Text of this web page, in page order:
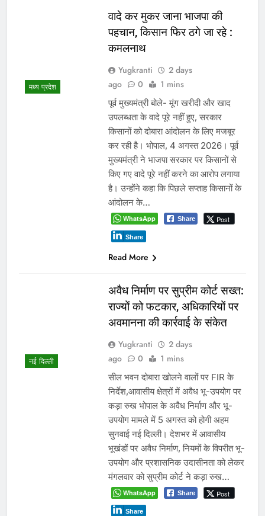
मध्य प्रदेश
वादे कर मुकर जाना भाजपा की
पहचान, किसान फिर ठगे जा रहे :
कमलनाथ
Yugkranti
2 days
ago
0 1 mins
पूर्व मुख्यमंत्री बोले- मूंग खरीदी और खाद
उपलब्धता के वादे पूरे नहीं हुए, सरकार
किसानों को दोबारा आंदोलन के लिए मजबूर
कर रही है। भोपाल, 4 अगस्त 2026। पूर्व
मुख्यमंत्री ने भाजपा सरकार पर किसानों से
किए गए वादे पूरे नहीं करने का आरोप लगाया
है। उन्होंने कहा कि पिछले सप्ताह किसानों के
आंदोलन के…
WhatsApp Share Post
Share
Read More
नई दिल्ली
अवैध निर्माण पर सुप्रीम कोर्ट सख्त:
राज्यों को फटकार, अधिकारियों पर
अवमानना की कार्रवाई के संकेत
Yugkranti
2 days
ago
0 1 mins
सील भवन दोबारा खोलने वालों पर FIR के
निर्देश,आवासीय क्षेत्रों में अवैध भू-उपयोग पर
कड़ा रुख भोपाल के अवैध निर्माण और भू-
उपयोग मामले में 5 अगस्त को होगी अहम
सुनवाई नई दिल्ली। देशभर में आवासीय
भूखंडों पर अवैध निर्माण, नियमों के विपरीत भू-
उपयोग और प्रशासनिक उदासीनता को लेकर
मंगलवार को सुप्रीम कोर्ट ने कड़ा रुख…
WhatsApp Share Post
Share